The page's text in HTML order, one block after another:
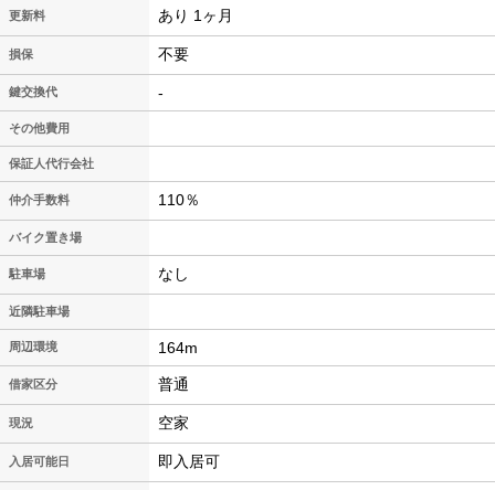
更新料 あり 1ヶ月
損保 不要
鍵交換代 -
その他費用
保証人代行会社
仲介手数料 110％
バイク置き場
駐車場 なし
近隣駐車場
周辺環境 164m
借家区分 普通
現況 空家
入居可能日 即入居可